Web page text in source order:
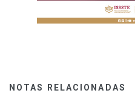
NOTAS RELACIONADAS